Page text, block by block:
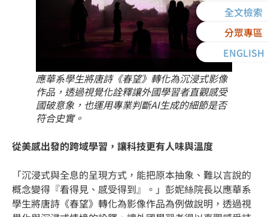
全文檢索
分眾專區
ENGLISH
應華系學生將唐詩《春望》轉化為沉浸式影像
作品，透過視覺化詮釋讓外國學習者直觀感受
國破意象，也運用專業判斷AI生成的細節是否
符合史實。
從美感出發的跨域學習，讓科技更有人味與溫度
「沉浸式與全息的呈現方式，能把原本抽象、難以言說的
概念變得『看得見、感受得到』。」彭妮絲院長以應華系
學生將唐詩《春望》轉化為影像作品為例做說明，透過視